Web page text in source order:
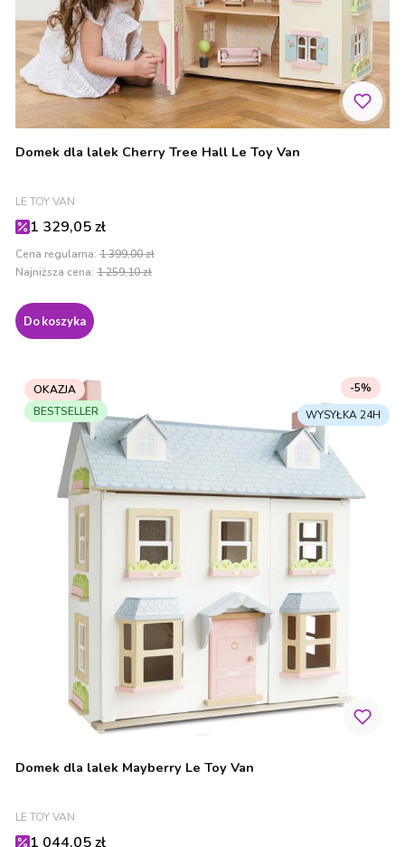
Domek dla lalek Cherry Tree Hall Le Toy Van
PRODUCENT
LE TOY VAN
Cena promocyjna
1 329,05 zł
Cena regularna: 1 399,00 zł
Najniższa cena: 1 259,10 zł
Do koszyka
OKAZJA
BESTSELLER
Domek dla lalek Mayberry Le Toy Van
PRODUCENT
LE TOY VAN
Cena promocyjna
1 044,05 zł
-5%